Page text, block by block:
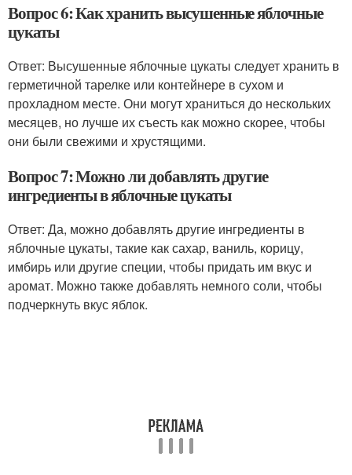
Вопрос 6: Как хранить высушенные яблочные
цукаты
Ответ: Высушенные яблочные цукаты следует хранить в
герметичной тарелке или контейнере в сухом и
прохладном месте. Они могут храниться до нескольких
месяцев, но лучше их съесть как можно скорее, чтобы
они были свежими и хрустящими.
Вопрос 7: Можно ли добавлять другие
ингредиенты в яблочные цукаты
Ответ: Да, можно добавлять другие ингредиенты в
яблочные цукаты, такие как сахар, ваниль, корицу,
имбирь или другие специи, чтобы придать им вкус и
аромат. Можно также добавлять немного соли, чтобы
подчеркнуть вкус яблок.